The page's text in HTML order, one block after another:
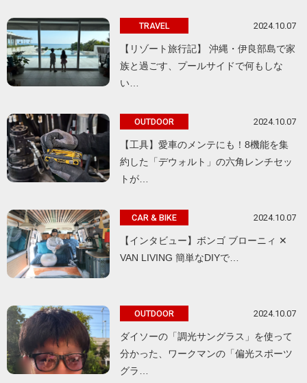
TRAVEL 2024.10.07
【リゾート旅行記】 沖縄・伊良部島で家
族と過ごす、プールサイドで何もしな
い…
OUTDOOR 2024.10.07
【工具】愛車のメンテにも！8機能を集
約した「デウォルト」の六角レンチセッ
トが…
CAR & BIKE 2024.10.07
【インタビュー】ボンゴ ブローニィ ✕
VAN LIVING 簡単なDIYで…
OUTDOOR 2024.10.07
ダイソーの「調光サングラス」を使って
分かった、ワークマンの「偏光スポーツ
グラ…